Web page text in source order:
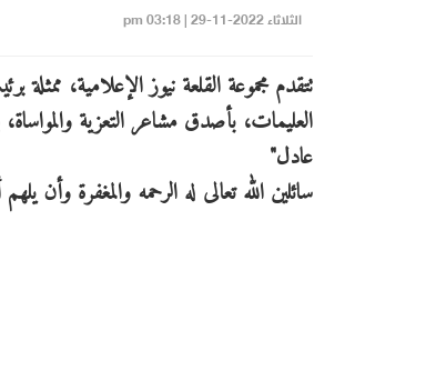
الثلاثاء 2022-11-29 | 03:18 pm
تتقدم مجموعة القلعة نيوز الإعلامية،
العليمات، بأصدق مشاعر التعزية
عادل"
سائلين الله تعالى له الرحمه والمغفرة وأن